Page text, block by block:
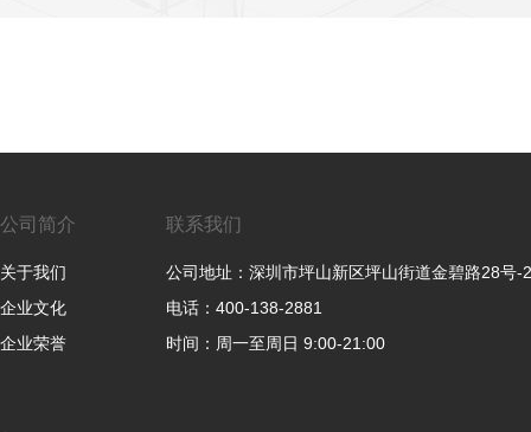
公司简介
关于我们
企业文化
企业荣誉
联系我们
公司地址：深圳市坪山新区坪山街道金碧路28号-2
电话：400-138-2881
时间：周一至周日 9:00-21:00